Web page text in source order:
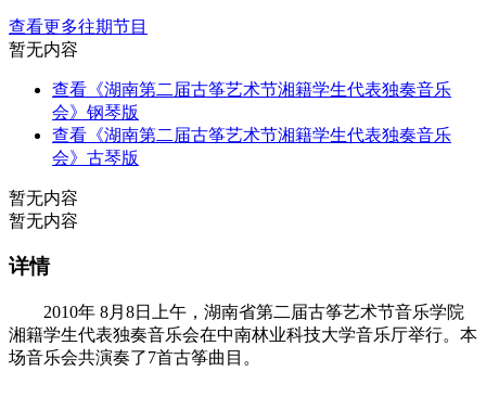
查看更多往期节目
暂无内容
查看《湖南第二届古筝艺术节湘籍学生代表独奏音乐
会》钢琴版
查看《湖南第二届古筝艺术节湘籍学生代表独奏音乐
会》古琴版
暂无内容
暂无内容
详情
2010年 8月8日上午，湖南省第二届古筝艺术节音乐学院
湘籍学生代表独奏音乐会在中南林业科技大学音乐厅举行。本
场音乐会共演奏了7首古筝曲目。